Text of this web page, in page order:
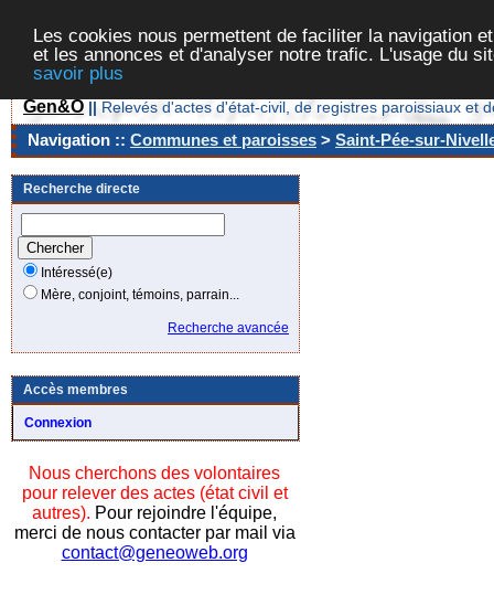
Les cookies nous permettent de faciliter la navigation
et les annonces et d'analyser notre trafic. L'usage du
savoir plus
Gen&O || Relevés d'actes d'état-civil, de registres paroissiaux et
Navigation :: Communes et paroisses > Saint-Pée-sur-
Recherche directe
Intéressé(e)
Mère, conjoint, témoins, parrain...
Recherche avancée
Accès membres
Connexion
Nous cherchons des volontaires
pour relever des actes (état civil et
autres). Pour rejoindre l'équipe,
merci de nous contacter par mail via
contact@geneoweb.org